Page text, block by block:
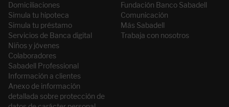
Domiciliaciones
Simula tu hipoteca
Simula tu préstamo
Servicios de Banca digital
Niños y jóvenes
Colaboradores
Sabadell Professional
Información a clientes
Anexo de información
detallada sobre protección de
Fundación Banco Sabadell
Comunicación
Más Sabadell
Trabaja con nosotros